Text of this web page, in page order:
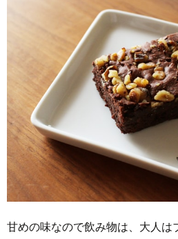
甘めの味なので飲み物は、大人は